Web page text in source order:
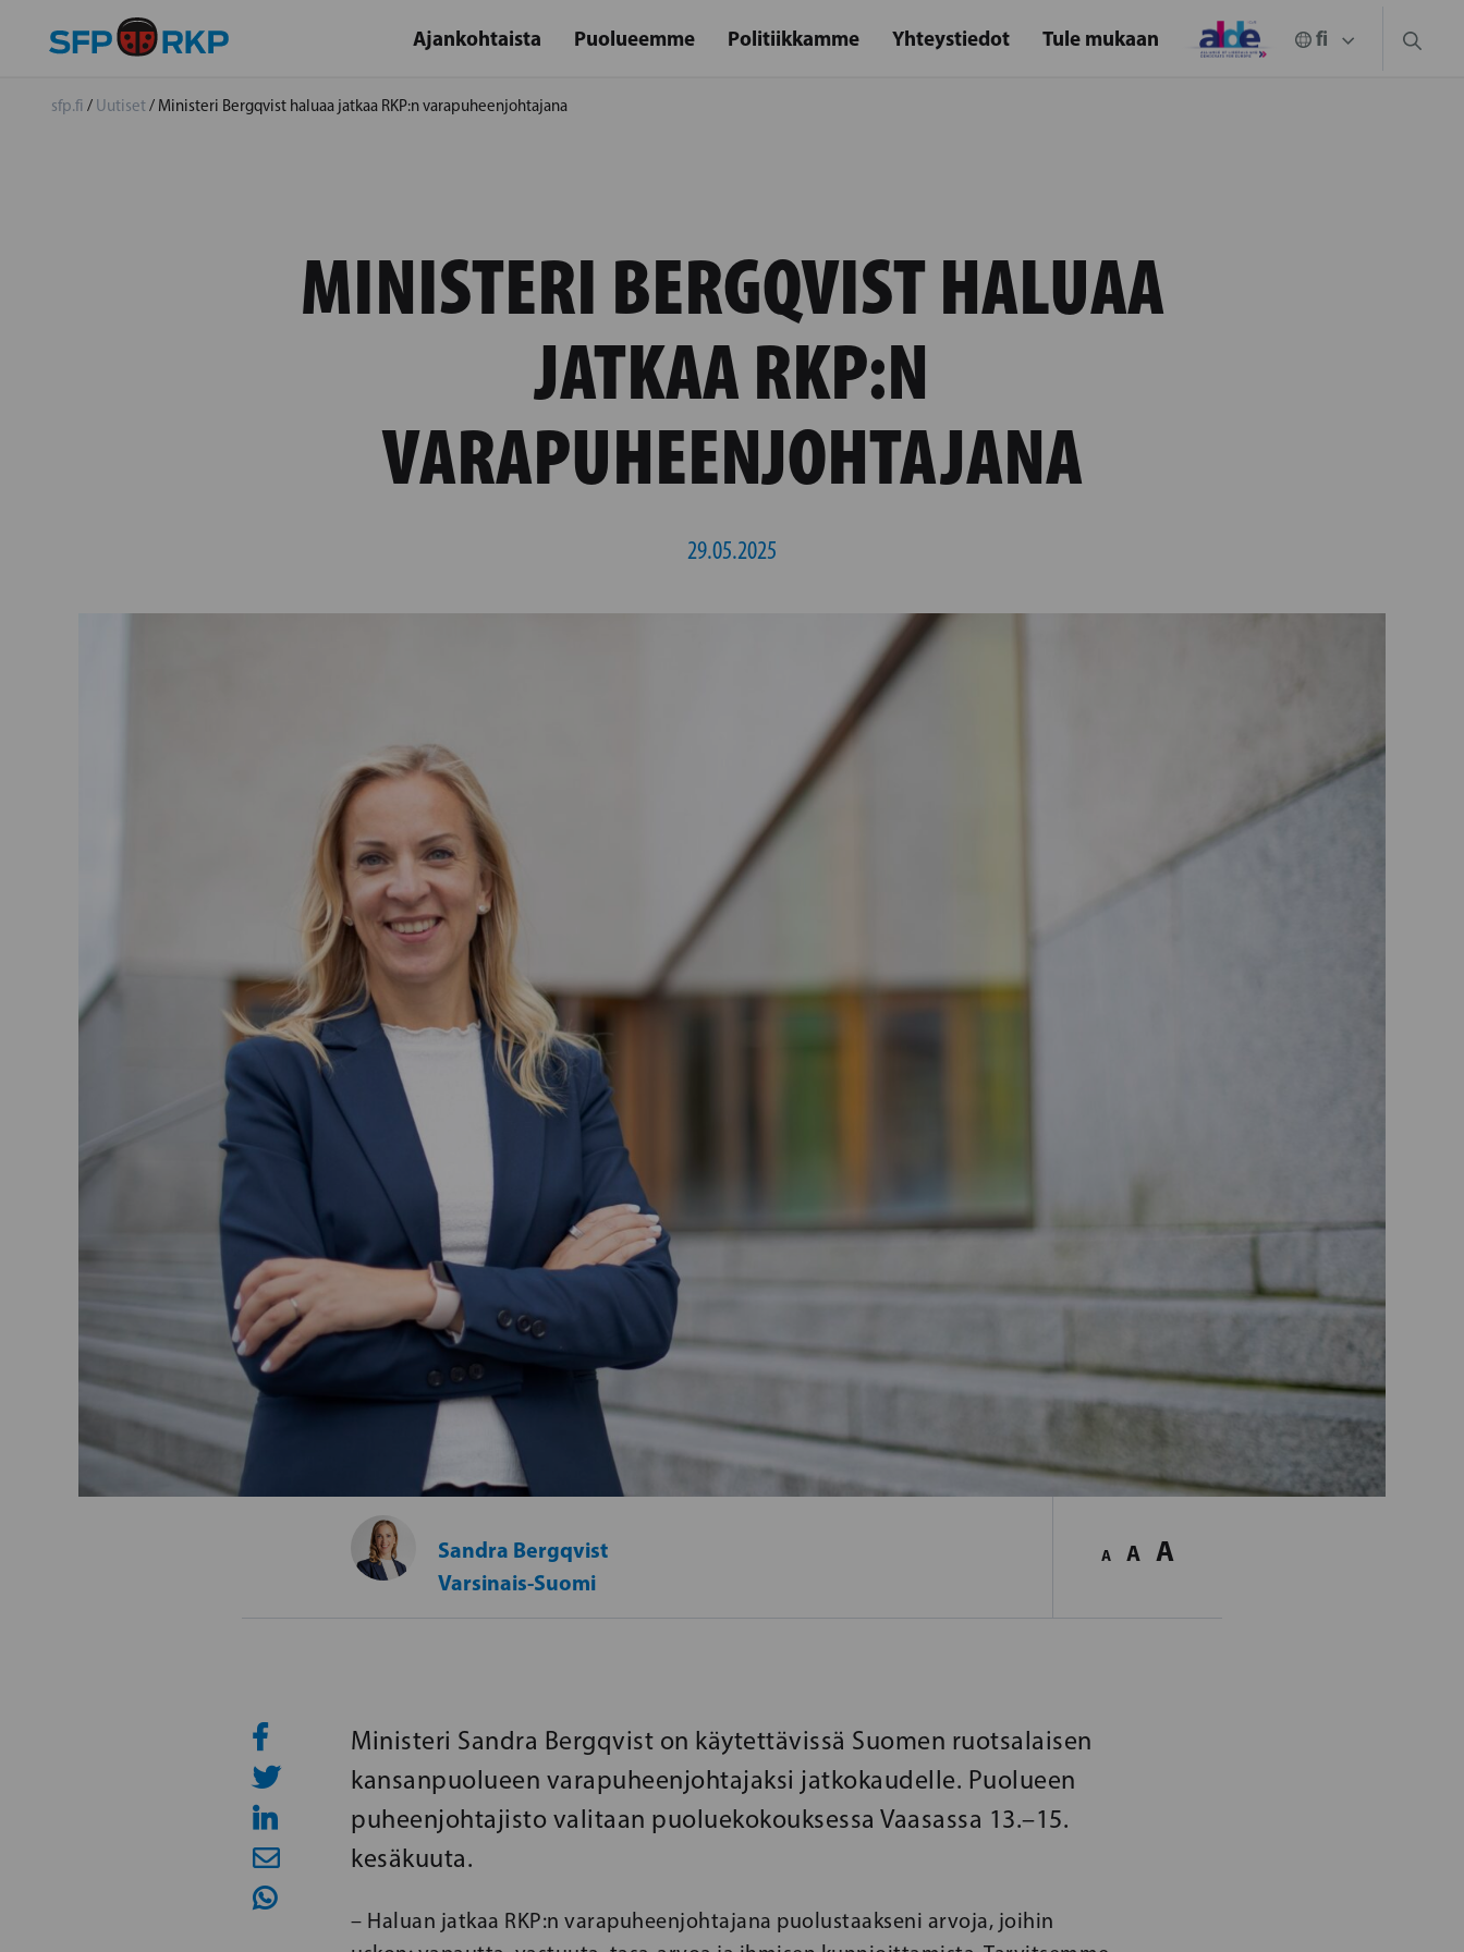
Ajankohtaista Puolueemme Politiikkamme Yhteystiedot Tule mukaan
sfp.fi / Uutiset/ Ministeri Bergqvist haluaa jatkaa RKP:n varapuheenjohtajana
MINISTERI BERGQVIST HALUAA
JATKAA RKP:N
VARAPUHEENJOHTAJANA
29.05.2025
Sandra Bergqvist
Varsinais-Suomi
A A A
Ministeri Sandra Bergqvist on käytettävissä Suomen ruotsalaisen
kansanpuolueen varapuheenjohtajaksi jatkokaudelle. Puolueen
puheenjohtajisto valitaan puoluekokouksessa Vaasassa 13.–15.
kesäkuuta.
– Haluan jatkaa RKP:n varapuheenjohtajana puolustaakseni arvoja, joihin